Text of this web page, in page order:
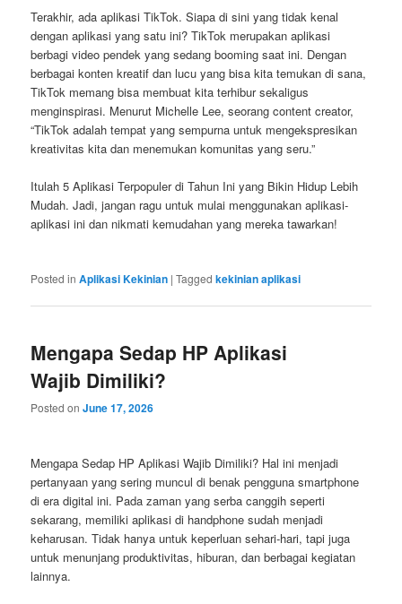
Terakhir, ada aplikasi TikTok. Siapa di sini yang tidak kenal
dengan aplikasi yang satu ini? TikTok merupakan aplikasi
berbagi video pendek yang sedang booming saat ini. Dengan
berbagai konten kreatif dan lucu yang bisa kita temukan di sana,
TikTok memang bisa membuat kita terhibur sekaligus
menginspirasi. Menurut Michelle Lee, seorang content creator,
“TikTok adalah tempat yang sempurna untuk mengekspresikan
kreativitas kita dan menemukan komunitas yang seru.”
Itulah 5 Aplikasi Terpopuler di Tahun Ini yang Bikin Hidup Lebih
Mudah. Jadi, jangan ragu untuk mulai menggunakan aplikasi-
aplikasi ini dan nikmati kemudahan yang mereka tawarkan!
Posted in Aplikasi Kekinian |Tagged kekinian aplikasi
Mengapa Sedap HP Aplikasi
Wajib Dimiliki?
Posted onJune 17, 2026
Mengapa Sedap HP Aplikasi Wajib Dimiliki? Hal ini menjadi
pertanyaan yang sering muncul di benak pengguna smartphone
di era digital ini. Pada zaman yang serba canggih seperti
sekarang, memiliki aplikasi di handphone sudah menjadi
keharusan. Tidak hanya untuk keperluan sehari-hari, tapi juga
untuk menunjang produktivitas, hiburan, dan berbagai kegiatan
lainnya.